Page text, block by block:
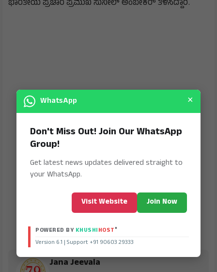
ಭಾರತೀಯ ಪ್ರಚಾರ ಪ್ರಮುಖ ಸುನೀಲ್ ಅಂಬೇಕರ್ ತಿಳಿಸಿದ್ದಾರೆ.
Jana Jeevala
WhatsApp ×
Don't Miss Out! Join Our WhatsApp
Group!
Get latest news updates delivered straight to
your WhatsApp.
Visit Website Join Now
POWERED BY KHUSHIHOST®
Version 6.1 | Support +91 90603 29333